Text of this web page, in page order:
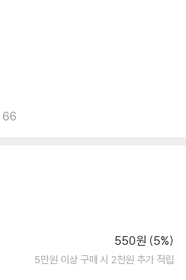
66
550원 (5%)
5만원 이상 구매 시 2천원 추가 적립